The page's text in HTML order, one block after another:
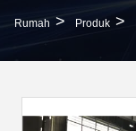
Rumah > Produk >